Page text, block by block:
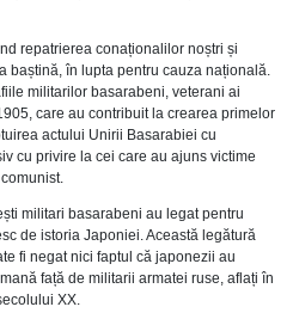
repatrierea conaționalilor noștri și
baștină, în lupta pentru cauza națională.
militarilor basarabeni, veterani ai
care au contribuit la crearea primelor
actului Unirii Basarabiei cu
cu privire la cei care au ajuns victime
militari basarabeni au legat pentru
de istoria Japoniei. Această legătură
fi negat nici faptul că japonezii au
față de militarii armatei ruse, aflați în
XX.